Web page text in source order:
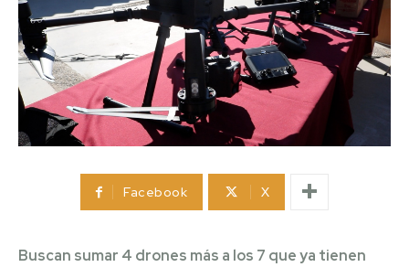
Facebook X
Buscan sumar 4 drones más a los 7 que ya tienen